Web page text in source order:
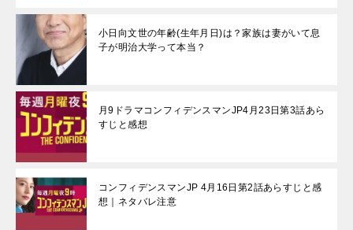
小日向文世の年齢(生年月日)は？家族は妻がいて息
子が明治大学って本当？
月9ドラマコンフィデンスマンJP4月23日第3話あら
すじと感想
コンフィデンスマンJP 4月16日第2話あらすじと感
想｜ネタバレ注意